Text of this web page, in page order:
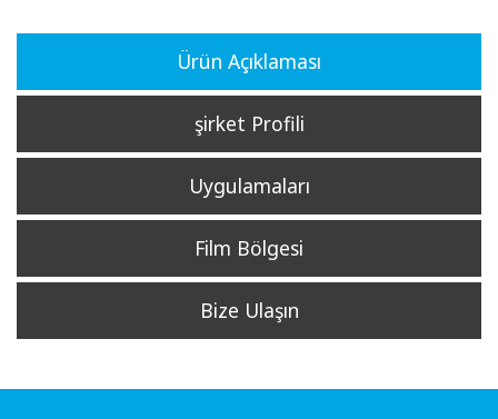
Ürün Açıklaması
şirket Profili
Uygulamaları
Film Bölgesi
Bize Ulaşın